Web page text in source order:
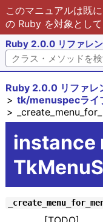
このマニュアルは既
の Ruby を対象として
Ruby 2.0.0 リファレ
Ruby 2.0.0 リファレ
tk/menuspecライ
instance